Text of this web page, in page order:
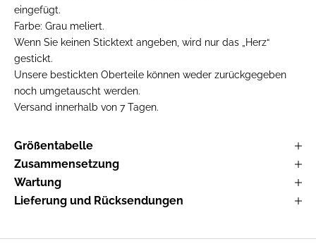
eingefügt.
Farbe: Grau meliert.
Wenn Sie keinen Sticktext angeben, wird nur das „Herz“
gestickt.
Unsere bestickten Oberteile können weder zurückgegeben
noch umgetauscht werden.
Versand innerhalb von 7 Tagen.
Größentabelle
Zusammensetzung
Wartung
Lieferung und Rücksendungen